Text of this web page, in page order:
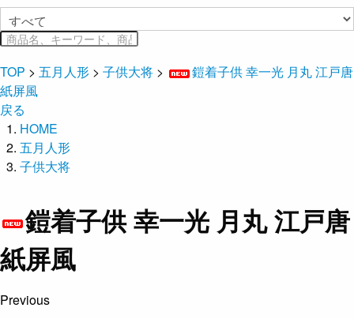
TOP > 五月人形 > 子供大将 >
鎧着子供 幸一光 月丸 江戸唐
紙屏風
戻る
HOME
五月人形
子供大将
鎧着子供 幸一光 月丸 江戸唐
紙屏風
Previous